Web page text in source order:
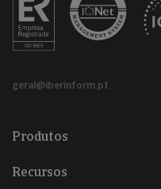
geral@iberinform.pt
Produtos
Recursos